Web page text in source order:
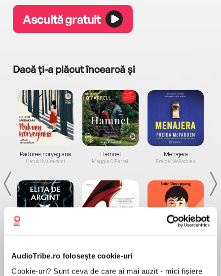
AudioTribe.ro folosește cookie-uri
Cookie-uri? Sunt ceva de care ai mai auzit - mici fișiere
Ascultă gratuit
Dacă ți-a plăcut încearcă și
Pădurea norvegiană
Haruki Murakami
de...
Dani Francis
Hamnet
Maggie O'Farrell
la...
Lauren Weisberger
Menajera
Freida McFadden